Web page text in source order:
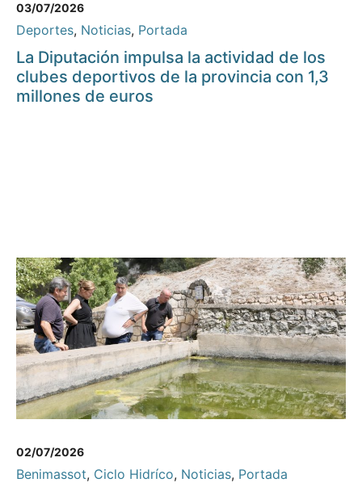
03/07/2026
Deportes, Noticias, Portada
La Diputación impulsa la actividad de los
clubes deportivos de la provincia con 1,3
millones de euros
02/07/2026
Benimassot, Ciclo Hidríco, Noticias, Portada